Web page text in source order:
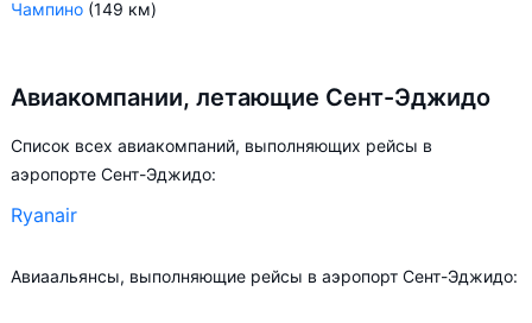
Чампино (149 км)
Авиакомпании, летающие Сент-Эджидо
Список всех авиакомпаний, выполняющих рейсы в
аэропорте Сент-Эджидо:
Ryanair
Авиаальянсы, выполняющие рейсы в аэропорт Сент-Эджидо: